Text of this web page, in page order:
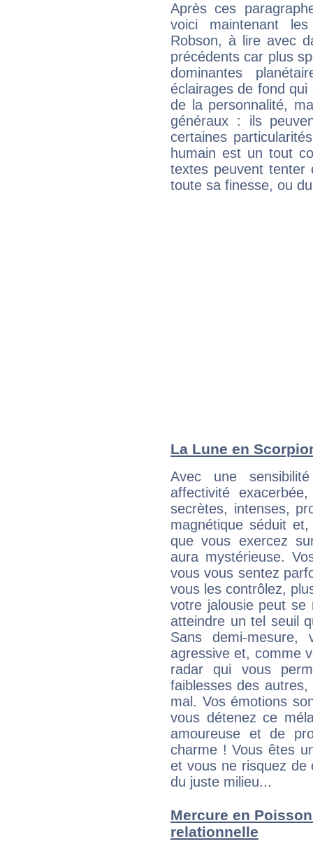
Après ces
voici maintenant
Robson, à lire avec
précédents car plus
dominantes
éclairages de fond
de la personnalité,
généraux : ils
certaines
humain est un tout
textes peuvent tenter
toute sa finesse, ou
La Lune en
Avec une
affectivité
secrètes, intenses,
magnétique séduit
que vous exercez
aura mystérieuse.
vous vous sentez
vous les contrôlez,
votre jalousie peut se
atteindre un tel seuil
Sans demi-mesure,
agressive et, comme
radar qui vous
faiblesses des
mal. Vos émotions
vous détenez ce
amoureuse et de
charme ! Vous êtes
et vous ne risquez de
du juste milieu...
Mercure en
relationnelle